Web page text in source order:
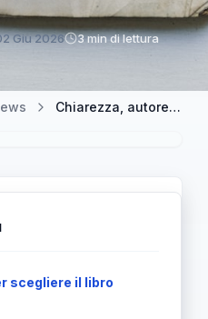
Giu 2026 3 min di lettura
Chiarezza, autorevolezza, mappe: tre motivi concreti per cui i docenti preferiscono il libro cartaceo
scegliere il libro